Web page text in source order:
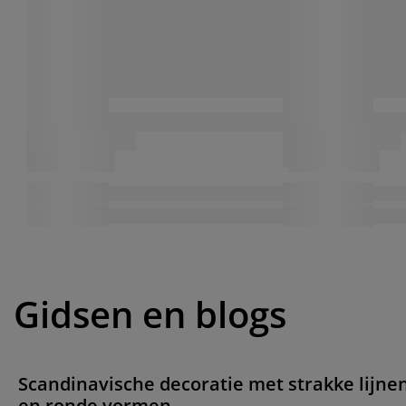
Gidsen en blogs
Scandinavische decoratie met strakke